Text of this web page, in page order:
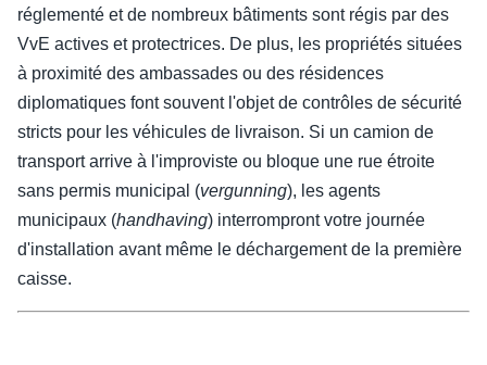
réglementé et de nombreux bâtiments sont régis par des
VvE actives et protectrices. De plus, les propriétés situées
à proximité des ambassades ou des résidences
diplomatiques font souvent l'objet de contrôles de sécurité
stricts pour les véhicules de livraison. Si un camion de
transport arrive à l'improviste ou bloque une rue étroite
sans permis municipal (vergunning), les agents
municipaux (handhaving) interrompront votre journée
d'installation avant même le déchargement de la première
caisse.